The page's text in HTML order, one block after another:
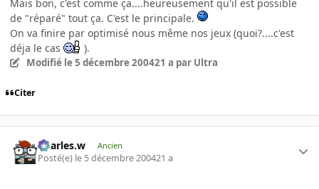
Mais bon, c'est comme ça....heureusement qu'il est possible
de "réparé" tout ça. C'est le principale.
On va finire par optimisé nous même nos jeux (quoi?....c'est
déja le cas
).
Modifié le 5 décembre 200421 a par Ultra
Citer
Charles.w Ancien
Posté(e) le 5 décembre 200421 a